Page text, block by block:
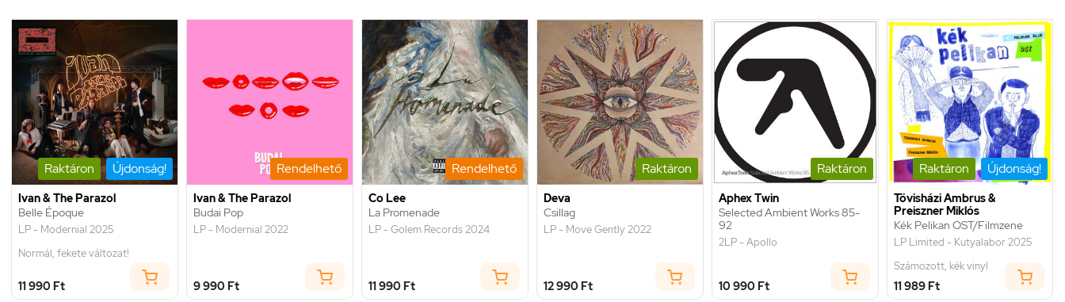
Raktáron Újdonság!
Ivan & The Parazol
Belle Époque
LP - Modernial 2025
Normál, fekete változat!
11 990 Ft
Rendelhető
Ivan & The Parazol
Budai Pop
LP - Modernial 2022
9 990 Ft
Rendelhető
Co Lee
La Promenade
LP - Golem Records 2024
11 990 Ft
Raktáron
Deva
Csillag
LP - Move Gently 2022
12 990 Ft
Raktáron
Aphex Twin
Selected Ambient Works 85-
92
2LP - Apollo
10 990 Ft
Raktáron Újdonság!
Tövisházi Ambrus &
Preiszner Miklós
Kék Pelikan OST/Filmzene
LP Limited - Kutyalabor 2025
Számozott, kék vinyl
11 989 Ft